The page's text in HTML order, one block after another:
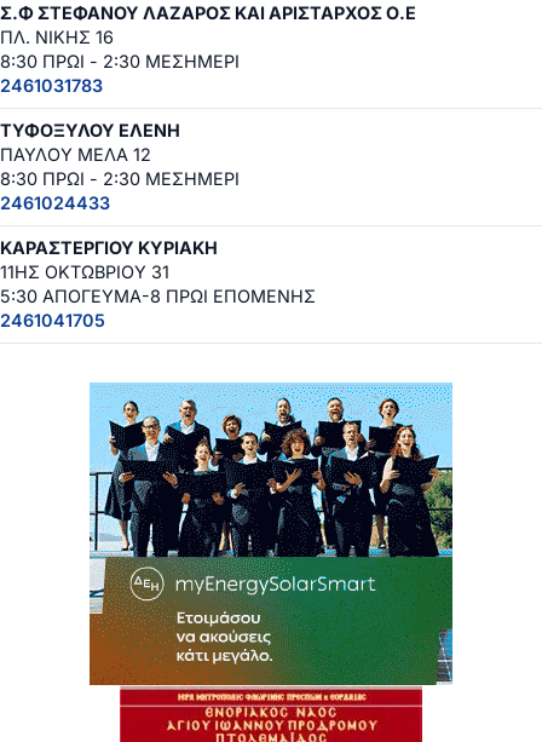
Σ.Φ ΣΤΕΦΑΝΟΥ ΛΑΖΑΡΟΣ ΚΑΙ ΑΡΙΣΤΑΡΧΟΣ Ο.Ε
ΠΛ. ΝΙΚΗΣ 16
8:30 ΠΡΩΙ - 2:30 ΜΕΣΗΜΕΡΙ
2461031783
ΤΥΦΟΞΥΛΟΥ ΕΛΕΝΗ
ΠΑΥΛΟΥ ΜΕΛΑ 12
8:30 ΠΡΩΙ - 2:30 ΜΕΣΗΜΕΡΙ
2461024433
ΚΑΡΑΣΤΕΡΓΙΟΥ ΚΥΡΙΑΚΗ
11ΗΣ ΟΚΤΩΒΡΙΟΥ 31
5:30 ΑΠΟΓΕΥΜΑ-8 ΠΡΩΙ ΕΠΟΜΕΝΗΣ
2461041705